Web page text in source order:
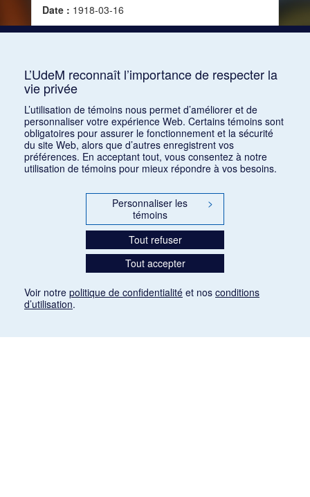
Date : 1918-03-16
Source :Mercure de France, vol. 126, no 474 (16
L’UdeM reconnaît l’importance de respecter la
vie privée
L’utilisation de témoins nous permet d’améliorer et de
personnaliser votre expérience Web. Certains témoins sont
obligatoires pour assurer le fonctionnement et la sécurité
du site Web, alors que d’autres enregistrent vos
préférences. En acceptant tout, vous consentez à notre
utilisation de témoins pour mieux répondre à vos besoins.
Personnaliser les
témoins
>
Tout refuser
Tout accepter
Voir notre politique de confidentialité et nos conditions
d’utilisation.